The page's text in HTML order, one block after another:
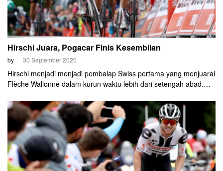
Hirschi Juara, Pogacar Finis Kesembilan
by 30 September 2020
Hirschi menjadi menjadi pembalap Swiss pertama yang menjuarai
Flèche Wallonne dalam kurun waktu lebih dari setengah abad.
Kubler pada 1952 silam